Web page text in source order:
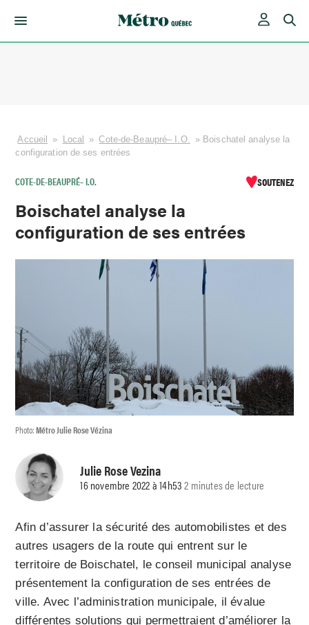
Accueil » Local » Cote-de-Beaupré– I.O. » Boischatel analyse la
configuration de ses entrées
COTE-DE-BEAUPRÉ– I.O. SOUTENEZ
Boischatel analyse la
configuration de ses entrées
Photo:Métro Julie Rose Vézina
Julie Rose Vezina
16 novembre 2022 à 14h532 minutes de lecture
Afin d’assurer la sécurité des automobilistes et des
autres usagers de la route qui entrent sur le
territoire de Boischatel, le conseil municipal analyse
présentement la configuration de ses entrées de
ville. Avec l’administration municipale, il évalue
différentes solutions qui permettraient d’améliorer la